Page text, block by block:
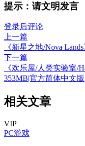
提示：请文明发言
登录后评论
上一篇
《新星之地/Nova
下一篇
《欢乐屋/人类实验室/
353MB|官方简体中文版
相关文章
VIP
PC游戏